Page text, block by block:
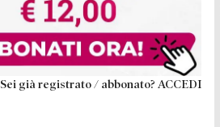
Sei già registrato / abbonato? ACCEDI